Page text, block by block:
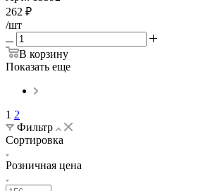
262 ₽
/шт
В корзину
Показать еще
1 2
Фильтр
Сортировка
Розничная цена